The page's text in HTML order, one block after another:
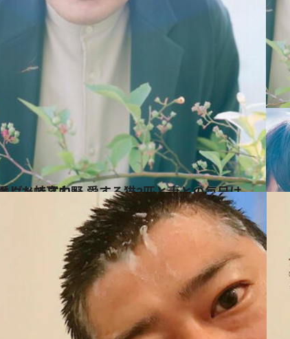
「みんな、僕がいないとダメですね」